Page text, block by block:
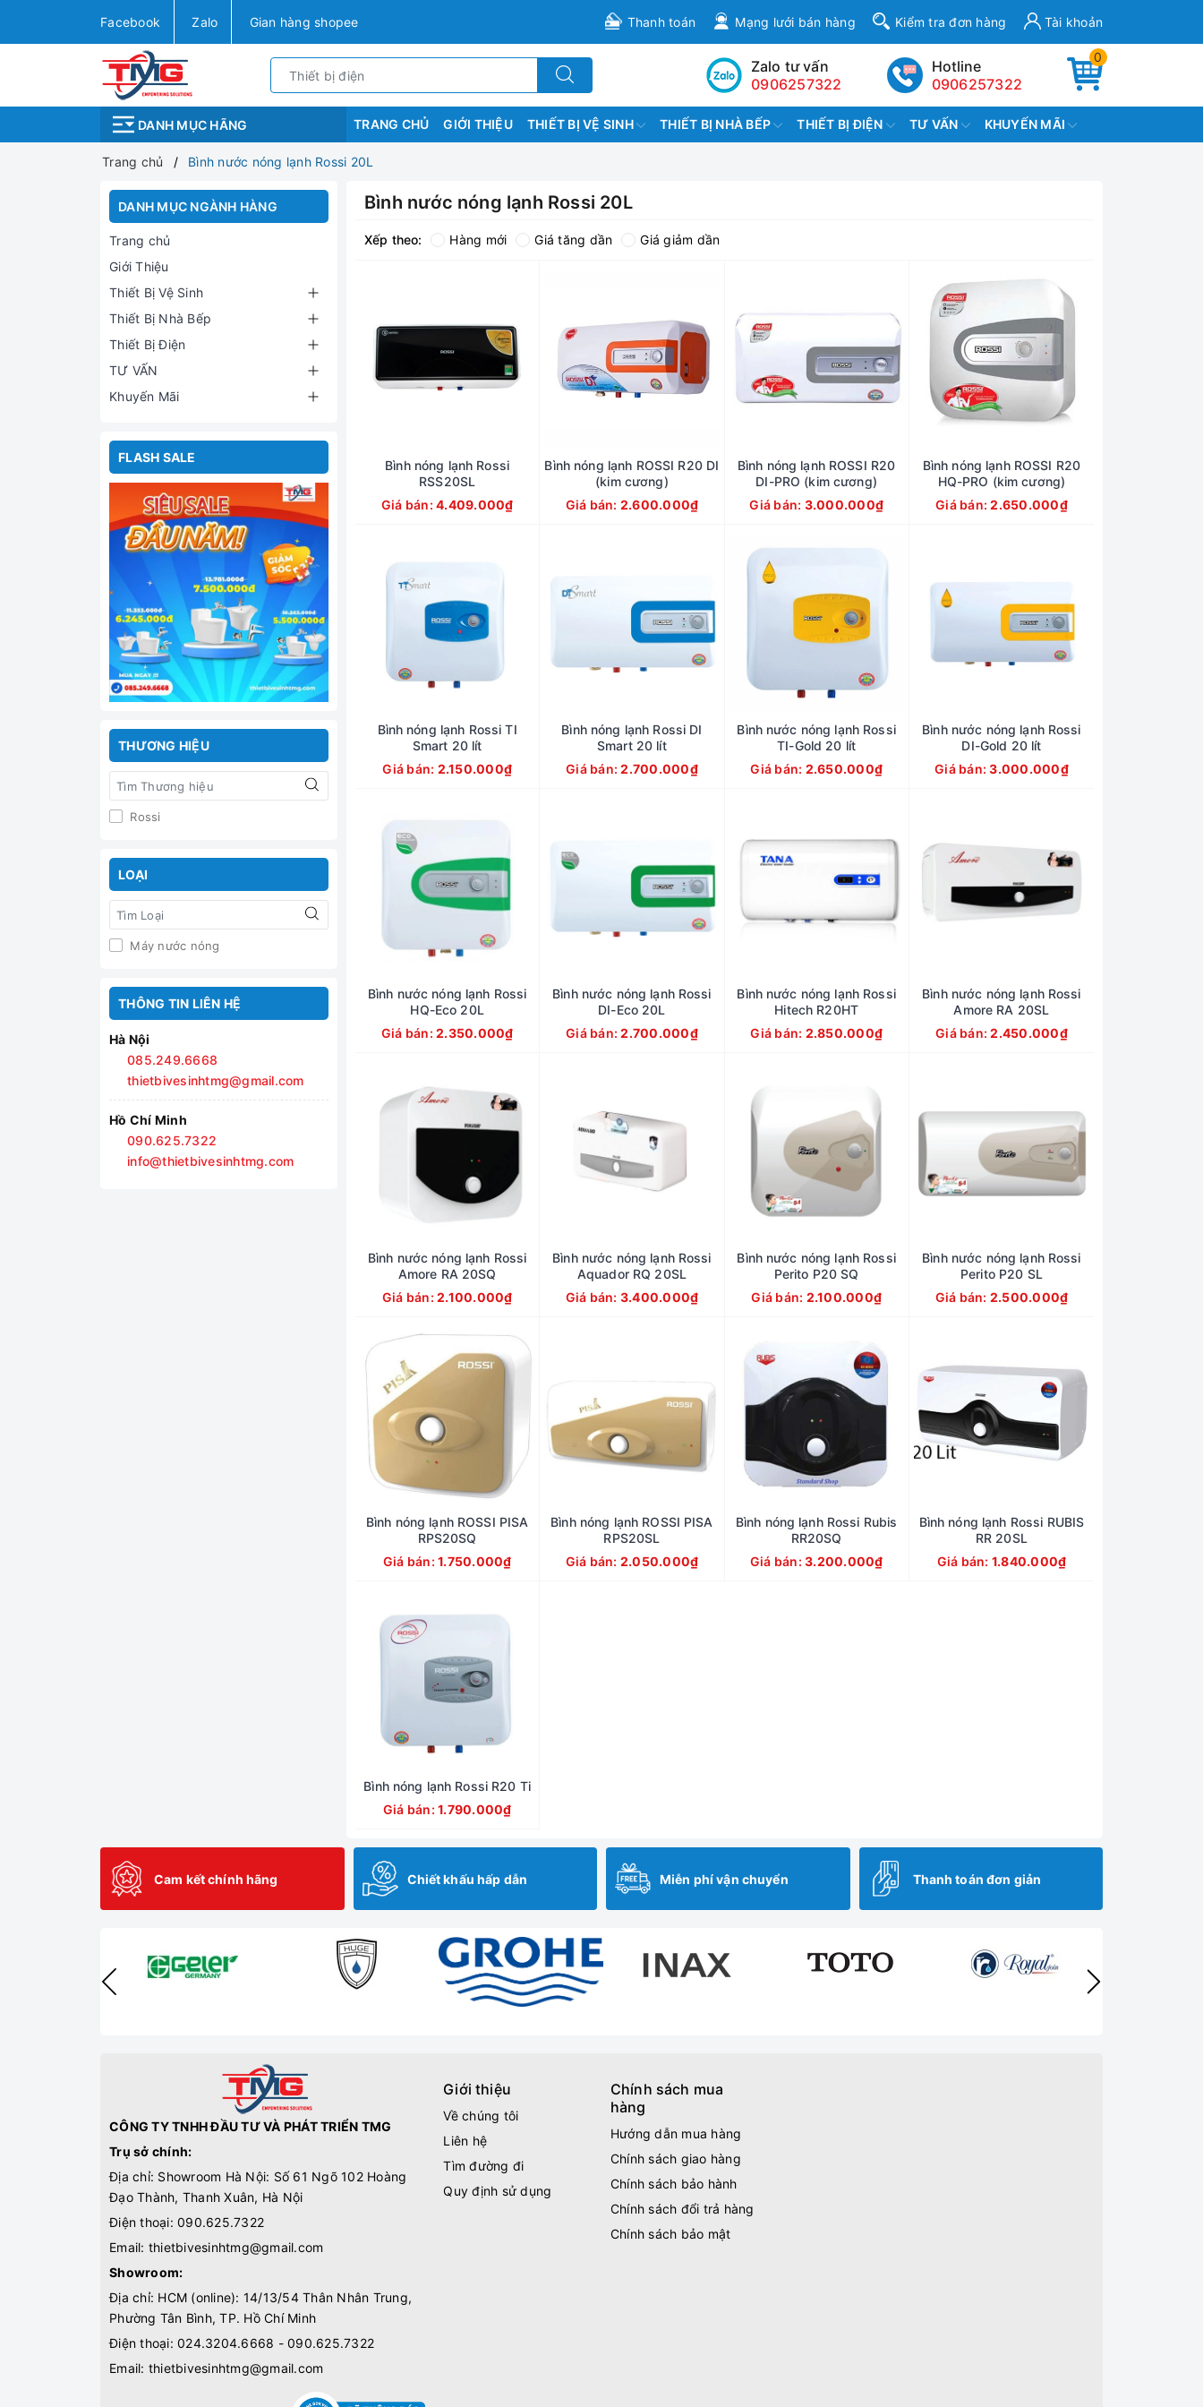
Facebook Zalo Gian hàng shopee Thanh toán Mạng lưới bán hàng Kiểm tra đơn hàng Tài khoản
0
Hotline
0906257322
Zalo tư vấn
0906257322
DANH MỤC HÃNG TRANG CHỦ GIỚI THIỆU THIẾT BỊ VỆ SINH THIẾT BỊ NHÀ BẾP THIẾT BỊ ĐIỆN TƯ VẤN KHUYẾN MÃI
Trang chủ Bình nước nóng lạnh Rossi 20L
DANH MỤC NGÀNH HÀNG
Trang chủ
Giới Thiệu
Thiết Bị Vệ Sinh
Thiết Bị Nhà Bếp
Thiết Bị Điện
TƯ VẤN
Khuyến Mãi
FLASH SALE
THƯƠNG HIỆU
Rossi
LOẠI
Máy nước nóng
THÔNG TIN LIÊN HỆ
Hà Nội
085.249.6668
thietbivesinhtmg@gmail.com
Hồ Chí Minh
090.625.7322
info@thietbivesinhtmg.com
Bình nước nóng lạnh Rossi 20L
Xếp theo: Hàng mới Giá tăng dần Giá giảm dần
Bình nóng lạnh Rossi
RSS20SL
Giá bán: 4.409.000₫
Bình nóng lạnh ROSSI R20 DI
(kim cương)
Giá bán: 2.600.000₫
Bình nóng lạnh ROSSI R20
DI-PRO (kim cương)
Giá bán: 3.000.000₫
Bình nóng lạnh ROSSI R20
HQ-PRO (kim cương)
Giá bán:2.650.000₫
Bình nóng lạnh Rossi TI
Smart 20 lít
Giá bán: 2.150.000₫
Bình nóng lạnh Rossi DI
Smart 20 lít
Giá bán:2.700.000₫
Bình nước nóng lạnh Rossi
TI-Gold 20 lít
Giá bán: 2.650.000₫
Bình nước nóng lạnh Rossi
DI-Gold 20 lít
Giá bán:3.000.000₫
Bình nước nóng lạnh Rossi
HQ-Eco 20L
Giá bán: 2.350.000₫
Bình nước nóng lạnh Rossi
DI-Eco 20L
Giá bán:2.700.000₫
Bình nước nóng lạnh Rossi
Hitech R20HT
Giá bán: 2.850.000₫
Bình nước nóng lạnh Rossi
Amore RA 20SL
Giá bán:2.450.000₫
Bình nước nóng lạnh Rossi
Amore RA 20SQ
Giá bán: 2.100.000₫
Bình nước nóng lạnh Rossi
Aquador RQ 20SL
Giá bán: 3.400.000₫
Bình nước nóng lạnh Rossi
Perito P20 SQ
Giá bán: 2.100.000₫
Bình nước nóng lạnh Rossi
Perito P20 SL
Giá bán: 2.500.000₫
Bình nóng lạnh ROSSI PISA
RPS20SQ
Giá bán: 1.750.000₫
Bình nóng lạnh ROSSI PISA
RPS20SL
Giá bán: 2.050.000₫
Bình nóng lạnh Rossi Rubis
RR20SQ
Giá bán: 3.200.000₫
Bình nóng lạnh Rossi RUBIS
RR 20SL
Giá bán: 1.840.000₫
Bình nóng lạnh Rossi R20 Ti
Giá bán: 1.790.000₫
Cam kết chính hãng Chiết khấu hấp dẫn Miễn phí vận chuyển Thanh toán đơn giản
CÔNG TY TNHH ĐẦU TƯ VÀ PHÁT TRIỂN TMG
Trụ sở chính:
Địa chỉ: Showroom Hà Nội: Số 61 Ngõ 102 Hoàng
Đạo Thành, Thanh Xuân, Hà Nội
Điện thoại: 090.625.7322
Email: thietbivesinhtmg@gmail.com
Showroom:
Địa chỉ: HCM (online): 14/13/54 Thân Nhân Trung,
Phường Tân Bình, TP. Hồ Chí Minh
Điện thoại: 024.3204.6668 - 090.625.7322
Email: thietbivesinhtmg@gmail.com
Giới thiệu
Về chúng tôi
Liên hệ
Tìm đường đi
Quy định sử dụng
Chính sách mua
hàng
Hướng dẫn mua hàng
Chính sách giao hàng
Chính sách bảo hành
Chính sách đổi trả hàng
Chính sách bảo mật